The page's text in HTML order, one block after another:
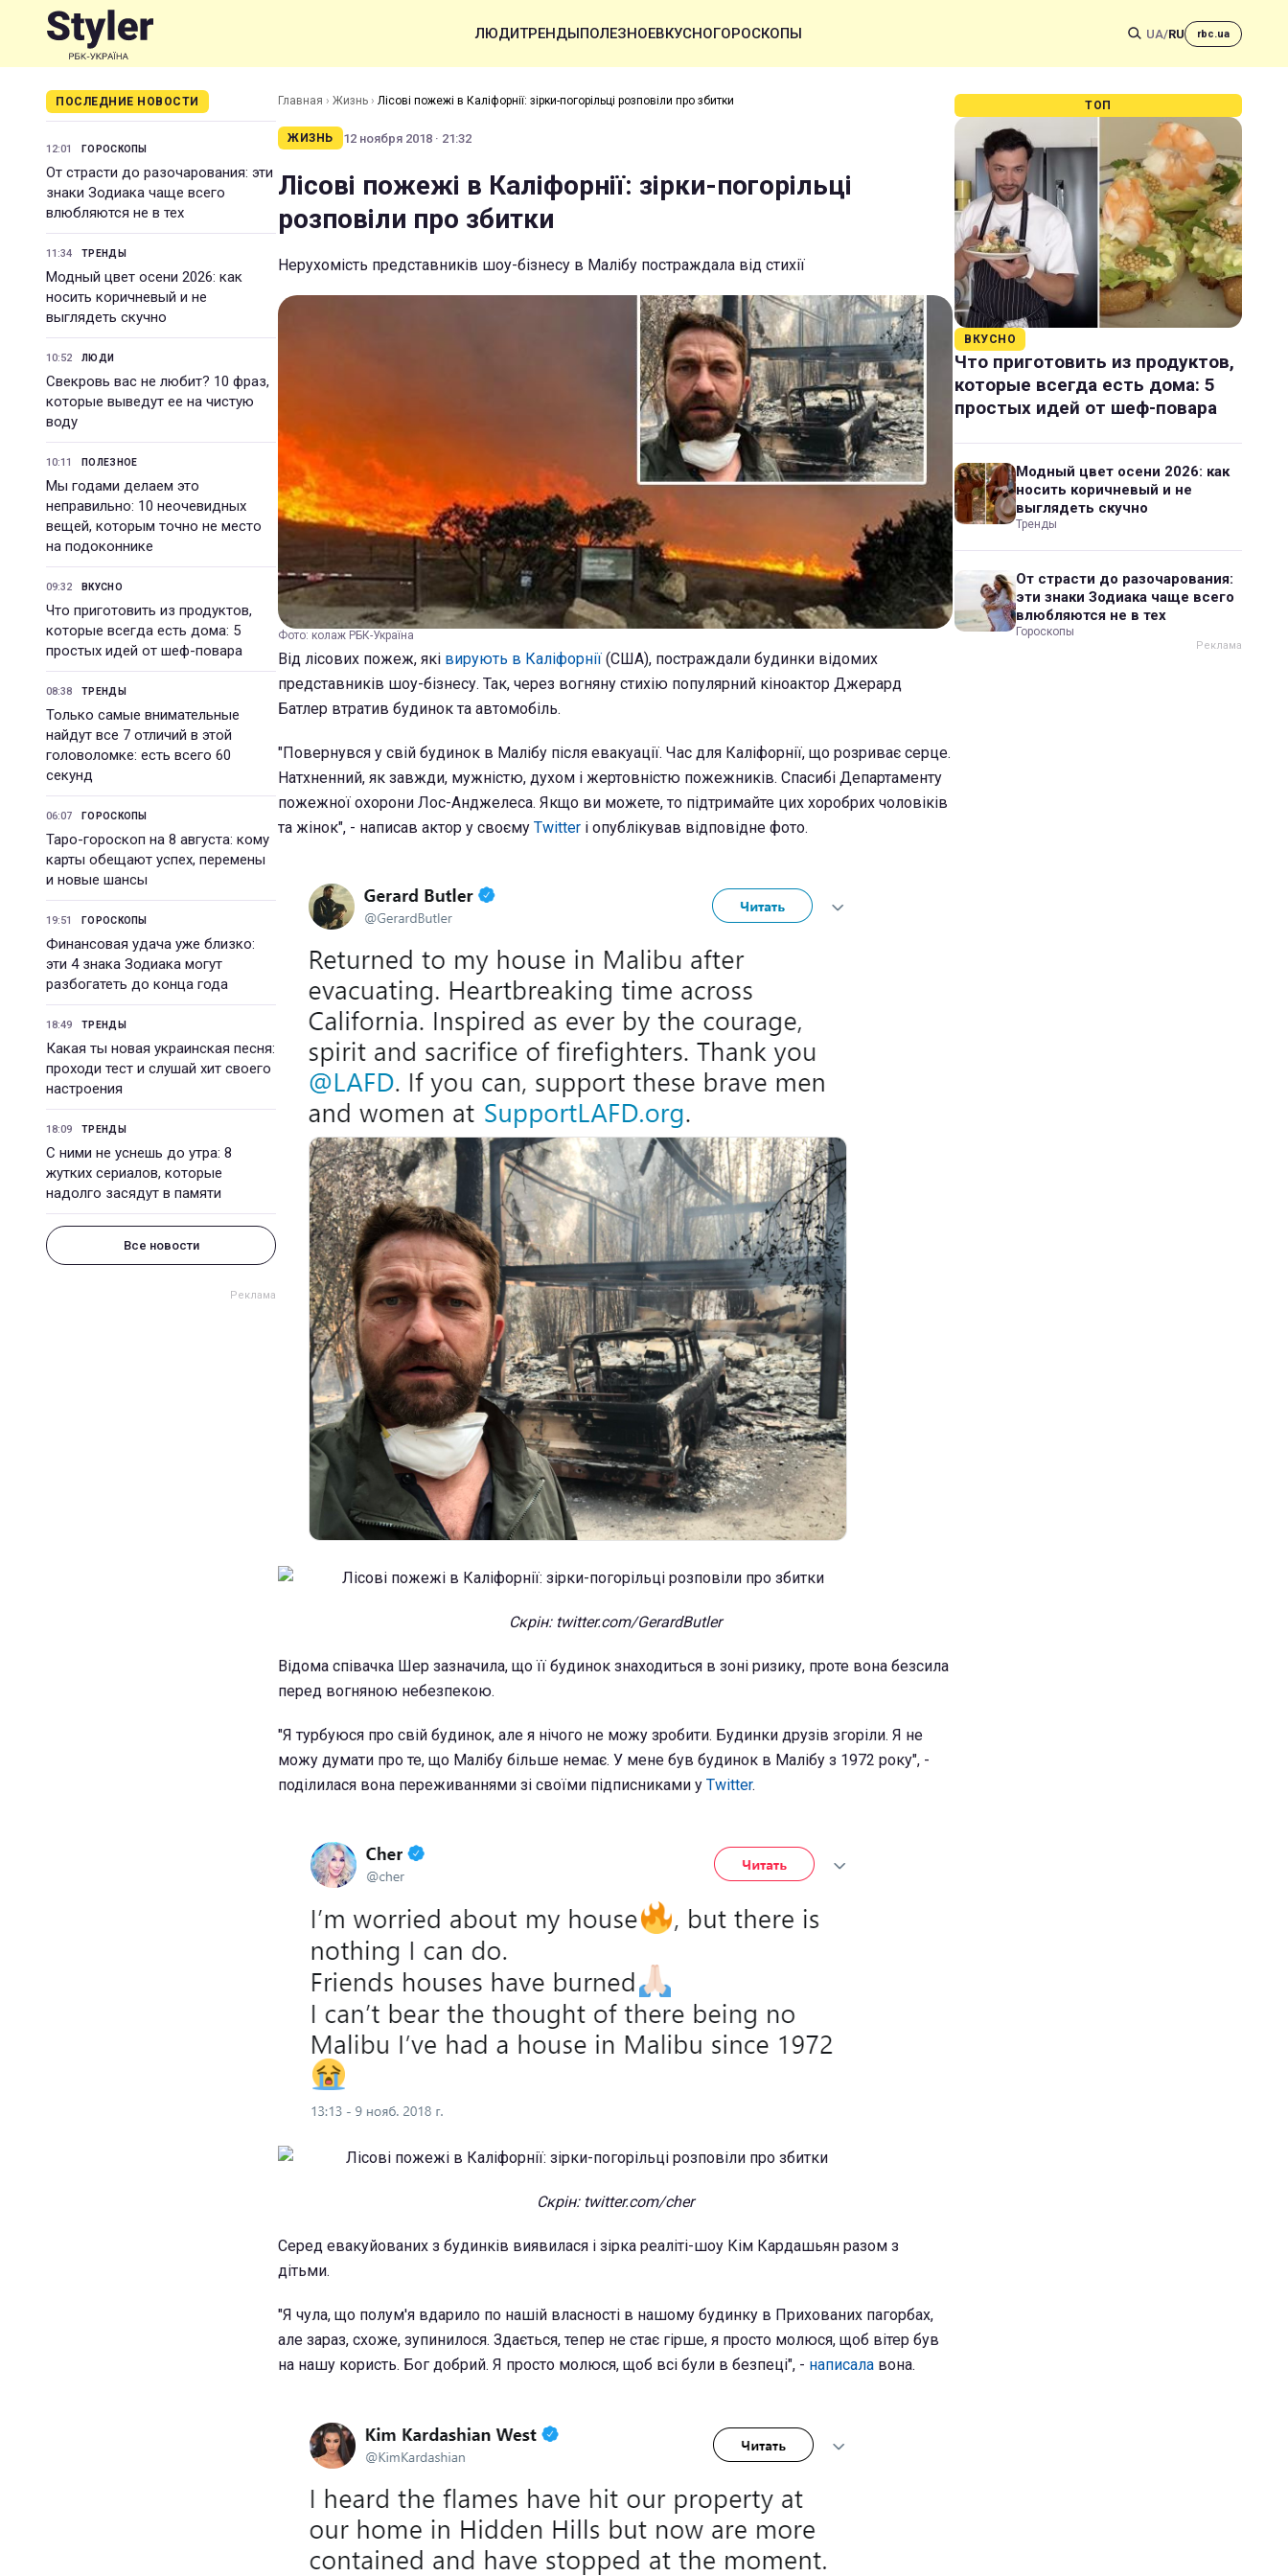
ЛЮДИТРЕНДЫПОЛЕЗНОЕВКУСНОГОРОСКОПЫ UA/RU rbc.ua
ПОСЛЕДНИЕ НОВОСТИ
12:01 ГОРОСКОПЫ
От страсти до разочарования: эти
знаки Зодиака чаще всего
влюбляются не в тех
11:34 ТРЕНДЫ
Модный цвет осени 2026: как
носить коричневый и не
выглядеть скучно
10:52 ЛЮДИ
Свекровь вас не любит? 10 фраз,
которые выведут ее на чистую
воду
10:11 ПОЛЕЗНОЕ
Мы годами делаем это
неправильно: 10 неочевидных
вещей, которым точно не место
на подоконнике
09:32 ВКУСНО
Что приготовить из продуктов,
которые всегда есть дома: 5
простых идей от шеф-повара
08:38 ТРЕНДЫ
Только самые внимательные
найдут все 7 отличий в этой
головоломке: есть всего 60
секунд
06:07 ГОРОСКОПЫ
Таро-гороскоп на 8 августа: кому
карты обещают успех, перемены
и новые шансы
19:51 ГОРОСКОПЫ
Финансовая удача уже близко:
эти 4 знака Зодиака могут
разбогатеть до конца года
18:49 ТРЕНДЫ
Какая ты новая украинская песня:
проходи тест и слушай хит своего
настроения
18:09 ТРЕНДЫ
С ними не уснешь до утра: 8
жутких сериалов, которые
надолго засядут в памяти
Все новости
Главная › Жизнь › Лісові пожежі в Каліфорнії: зірки-погорільці розповіли про збитки
ЖИЗНЬ 12 ноября 2018 · 21:32
Лісові пожежі в Каліфорнії: зірки-погорільці
розповіли про збитки
Нерухомість представників шоу-бізнесу в Малібу постраждала від стихії
Фото: колаж РБК-Україна
Від лісових пожеж, які вирують в Каліфорнії (США), постраждали будинки відомих
представників шоу-бізнесу. Так, через вогняну стихію популярний кіноактор Джерард
Батлер втратив будинок та автомобіль.
"Повернувся у свій будинок в Малібу після евакуації. Час для Каліфорнії, що розриває серце.
Натхненний, як завжди, мужністю, духом і жертовністю пожежників. Спасибі Департаменту
пожежної охорони Лос-Анджелеса. Якщо ви можете, то підтримайте цих хоробрих чоловіків
та жінок", - написав актор у своєму Twitter і опублікував відповідне фото.
Скрін: twitter.com/GerardButler
Відома співачка Шер зазначила, що її будинок знаходиться в зоні ризику, проте вона безсила
перед вогняною небезпекою.
"Я турбуюся про свій будинок, але я нічого не можу зробити. Будинки друзів згоріли. Я не
можу думати про те, що Малібу більше немає. У мене був будинок в Малібу з 1972 року", -
поділилася вона переживаннями зі своїми підписниками у Twitter.
Скрін: twitter.com/cher
Серед евакуйованих з будинків виявилася і зірка реаліті-шоу Кім Кардашьян разом з
дітьми.
"Я чула, що полум'я вдарило по нашій власності в нашому будинку в Прихованих пагорбах,
але зараз, схоже, зупинилося. Здається, тепер не стає гірше, я просто молюся, щоб вітер був
на нашу користь. Бог добрий. Я просто молюся, щоб всі були в безпеці", - написала вона.
ТОП
ВКУСНО
Что приготовить из продуктов,
которые всегда есть дома: 5
простых идей от шеф-повара
Модный цвет осени 2026: как
носить коричневый и не
выглядеть скучно
Тренды
От страсти до разочарования:
эти знаки Зодиака чаще всего
влюбляются не в тех
Гороскопы